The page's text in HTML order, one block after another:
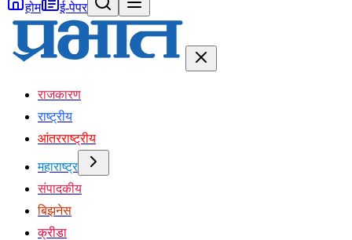
होम ई-पेपर
राजकारण
राष्ट्रीय
आंतरराष्ट्रीय
महाराष्ट्र
संपादकीय
बिझनेस
क्रीडा